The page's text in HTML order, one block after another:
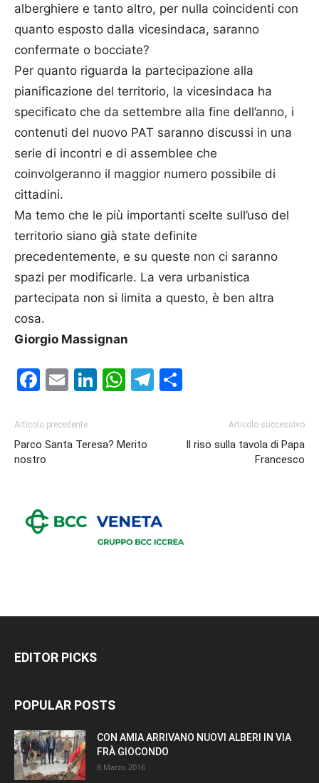
alberghiere e tanto altro, per nulla coincidenti con
quanto esposto dalla vicesindaca, saranno
confermate o bocciate?
Per quanto riguarda la partecipazione alla
pianificazione del territorio, la vicesindaca ha
specificato che da settembre alla fine dell’anno, i
contenuti del nuovo PAT saranno discussi in una
serie di incontri e di assemblee che
coinvolgeranno il maggior numero possibile di
cittadini.
Ma temo che le più importanti scelte sull’uso del
territorio siano già state definite
precedentemente, e su queste non ci saranno
spazi per modificarle. La vera urbanistica
partecipata non si limita a questo, è ben altra
cosa.
Giorgio Massignan
Facebook
EmailLinkedIn
WhatsApp
Telegram
Articolo precedente
Parco Santa Teresa? Merito
nostro
Articolo successivo
Il riso sulla tavola di Papa
Francesco
EDITOR PICKS
POPULAR POSTS
CON AMIA ARRIVANO NUOVI ALBERI IN VIA
FRÀ GIOCONDO
8 Marzo 2016